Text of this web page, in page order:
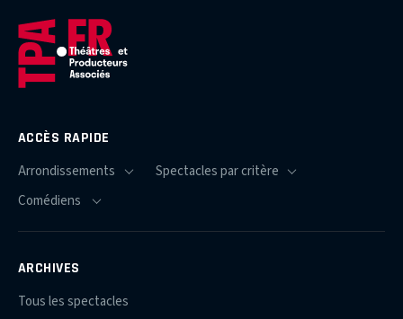
ACCÈS RAPIDE
ARCHIVES
Tous les spectacles